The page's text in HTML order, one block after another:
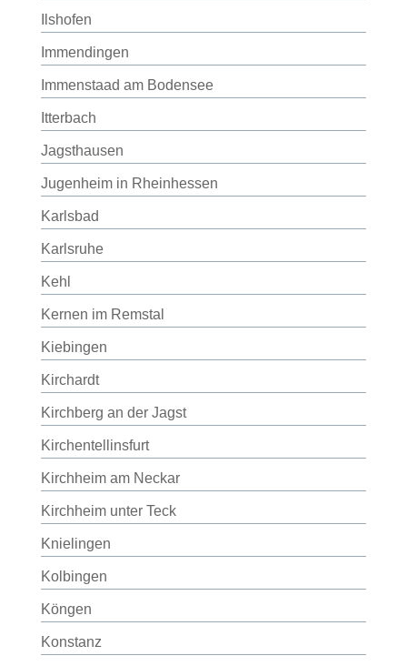
Ilshofen
Immendingen
Immenstaad am Bodensee
Itterbach
Jagsthausen
Jugenheim in Rheinhessen
Karlsbad
Karlsruhe
Kehl
Kernen im Remstal
Kiebingen
Kirchardt
Kirchberg an der Jagst
Kirchentellinsfurt
Kirchheim am Neckar
Kirchheim unter Teck
Knielingen
Kolbingen
Köngen
Konstanz